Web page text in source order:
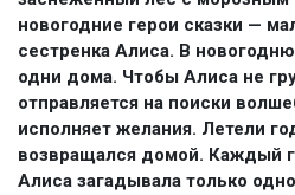
новогодние герои сказки —
сестренка Алиса. В
одни дома. Чтобы Алиса не
отправляется на поиски
исполняет желания. Летели
возвращался домой. Каждый
Алиса загадывала только